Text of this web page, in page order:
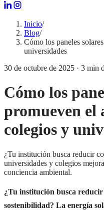
Inicio/
Blog/
Cómo los paneles
universidades
30 de octubre de 2025 · 3 min
Cómo los
promueven el
colegios y
¿Tu institución busca reducir
universidades y colegios
conciencia ambiental.
¿Tu institución busca
sostenibilidad? La energía